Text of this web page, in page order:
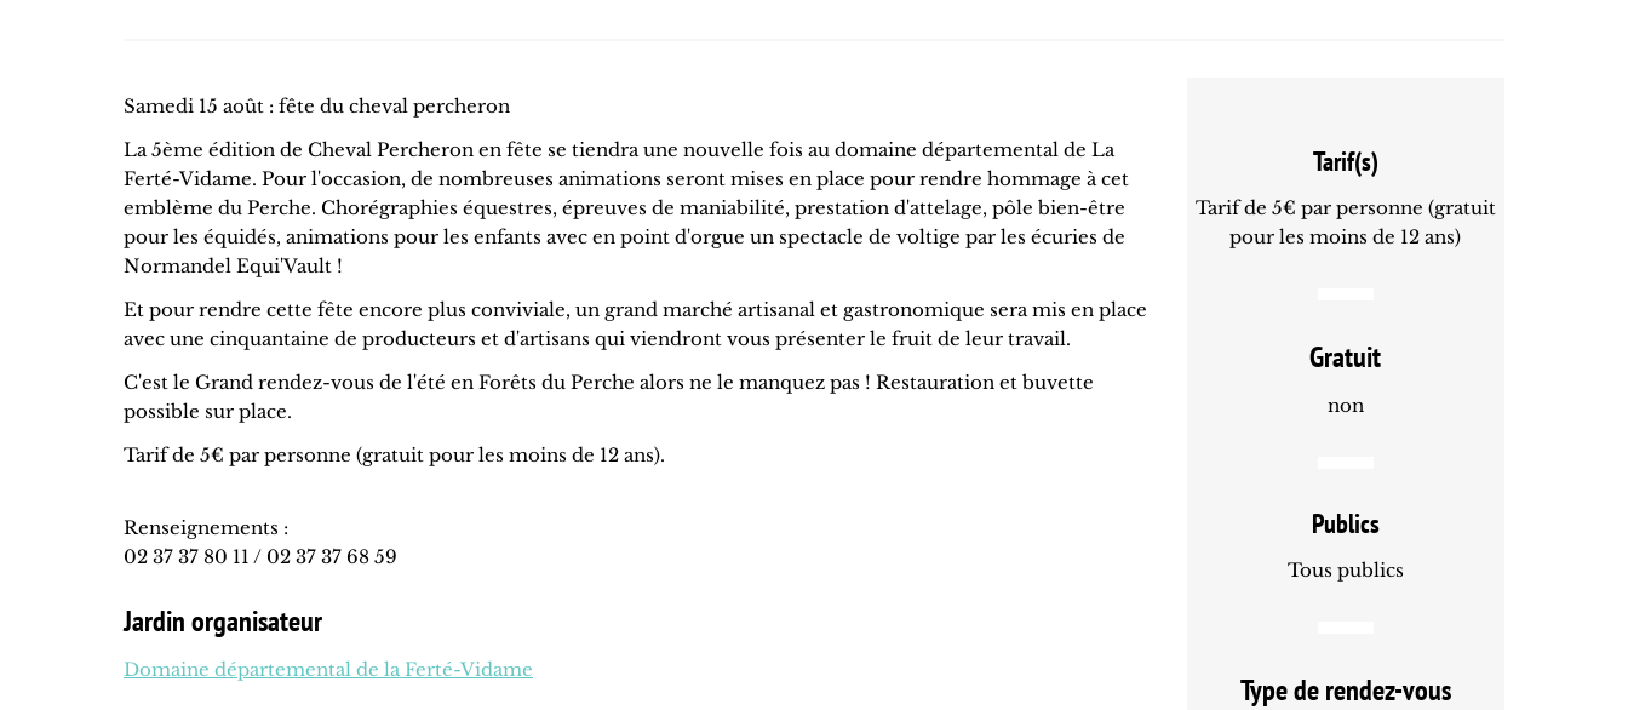
Samedi 15 août : fête du cheval percheron
La 5ème édition de Cheval Percheron en fête se tiendra une nouvelle fois au domaine départemental de La
Ferté-Vidame. Pour l'occasion, de nombreuses animations seront mises en place pour rendre hommage à cet
emblème du Perche. Chorégraphies équestres, épreuves de maniabilité, prestation d'attelage, pôle bien-être
pour les équidés, animations pour les enfants avec en point d'orgue un spectacle de voltige par les écuries de
Normandel Equi'Vault !
Et pour rendre cette fête encore plus conviviale, un grand marché artisanal et gastronomique sera mis en place
avec une cinquantaine de producteurs et d'artisans qui viendront vous présenter le fruit de leur travail.
C'est le Grand rendez-vous de l'été en Forêts du Perche alors ne le manquez pas ! Restauration et buvette
possible sur place.
Tarif de 5€ par personne (gratuit pour les moins de 12 ans).
Renseignements :
02 37 37 80 11 / 02 37 37 68 59
Jardin organisateur
Domaine départemental de la Ferté-Vidame
Tarif(s)
Tarif de 5€ par personne (gratuit
pour les moins de 12 ans)
Gratuit
non
Publics
Tous publics
Type de rendez-vous